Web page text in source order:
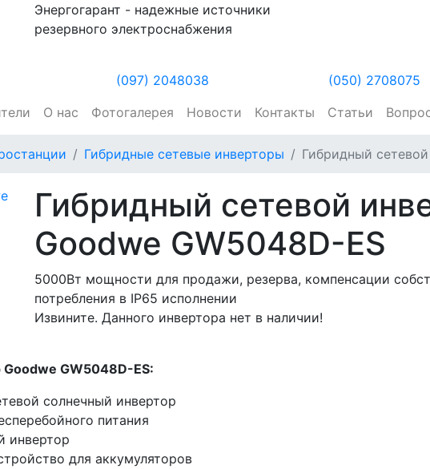
Энергогарант - надежные источники
резервного электроснабжения
(097) 2048038 (050) 2708075
О нас Фотогалерея Новости Контакты Статьи
Гибридные сетевые инверторы Гибридный
Гибридный сетевой
Goodwe GW5048D-ES
5000Вт мощности для продажи, резерва, компенсации
потребления в IP65 исполнении
Извините. Данного инвертора нет в наличии!
GW5048D-ES:
солнечный инвертор
питания
инвертор
для аккумуляторов